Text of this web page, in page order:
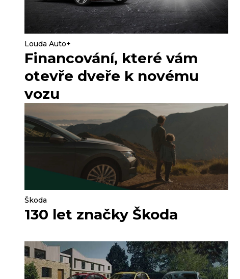
Louda Auto+
Financování, které vám
otevře dveře k novému
vozu
Škoda
130 let značky Škoda